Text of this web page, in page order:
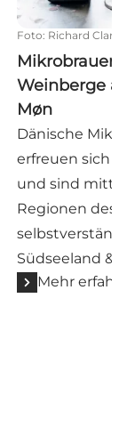
Foto: Richard
Weinberge
Møn
Dänische
erfreuen sich
und sind
Regionen
Südseeland &
Mehr